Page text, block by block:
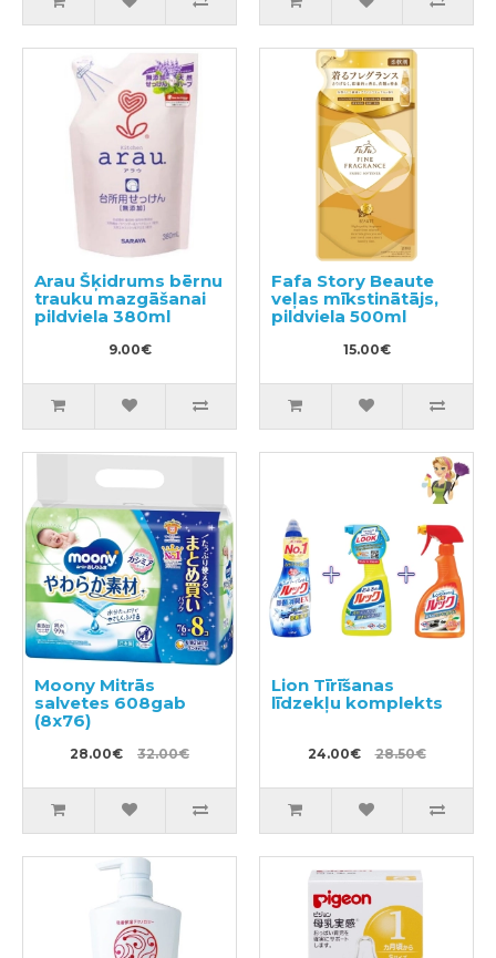
Arau Šķidrums bērnu
trauku mazgāšanai
pildviela 380ml
9.00€
Fafa Story Beaute
veļas mīkstinātājs,
pildviela 500ml
15.00€
Moony Mitrās
salvetes 608gab
(8x76)
28.00€ 32.00€
Lion Tīrīšanas
līdzekļu komplekts
24.00€ 28.50€